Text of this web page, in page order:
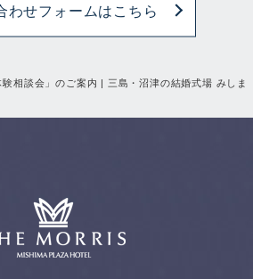
相談会」のご案内 | 三島・沼津の結婚式場 みしま
わせフォームはこちら